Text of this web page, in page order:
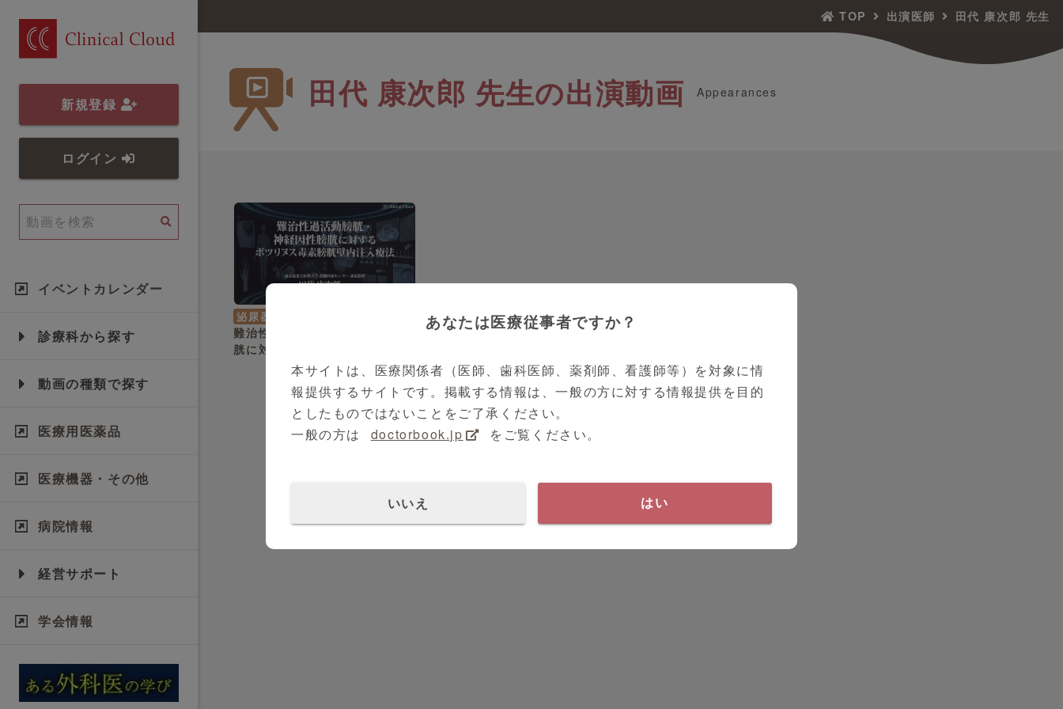
新規登録
ログイン
イベントカレンダー
診療科から探す
動画の種類で探す
医療用医薬品
医療機器・その他
病院情報
経営サポート
学会情報
TOP 出演医師 田代 康次郎 先生
田代 康次郎 先生の出演動画 Appearances
泌尿器科
難治性過活動膀胱・神経因性膀
胱に対するボツリヌス毒素膀胱
壁内注入療法
あなたは医療従事者ですか？
本サイトは、医療関係者（医師、歯科医師、薬剤師、看護師等）を対象に情
報提供するサイトです。掲載する情報は、一般の方に対する情報提供を目的
としたものではないことをご了承ください。
一般の方は
doctorbook.jp をご覧ください。
いいえ はい